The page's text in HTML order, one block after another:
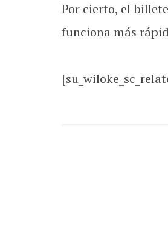
Por cierto, el
funciona más